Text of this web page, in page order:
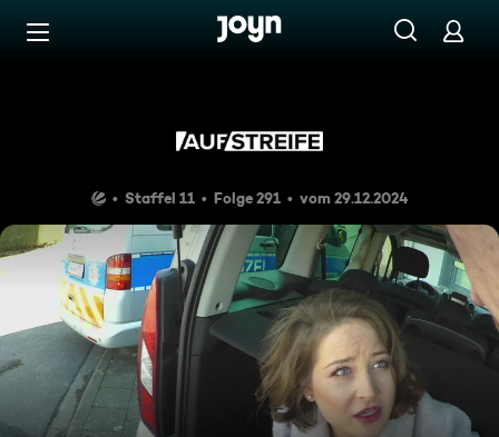
Zum Inhalt springen
Staffel 11 Folge 291 vom 29.12.2024